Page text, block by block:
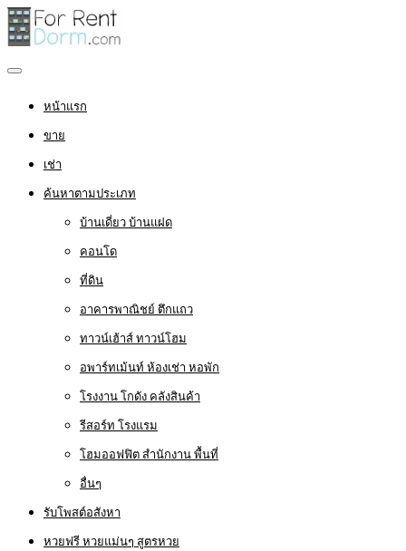
หน้าแรก
ขาย
เช่า
ค้นหาตามประเภท
บ้านเดี่ยว บ้านแฝด
คอนโด
ที่ดิน
อาคารพาณิชย์ ตึกแถว
ทาวน์เฮ้าส์ ทาวน์โฮม
อพาร์ทเม้นท์ ห้องเช่า หอพัก
โรงงาน โกดัง คลังสินค้า
รีสอร์ท โรงแรม
โฮมออฟฟิต สำนักงาน พื้นที่
อื่นๆ
รับโพสต์อสังหา
หวยฟรี หวยแม่นๆ สูตรหวย